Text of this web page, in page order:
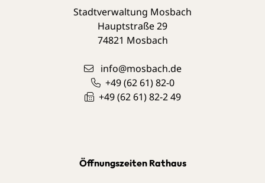
Stadtverwaltung Mosbach
Hauptstraße 29
74821 Mosbach
info@mosbach.de
+49 (62 61) 82-0
+49 (62 61) 82-2 49
Öffnungszeiten Rathaus